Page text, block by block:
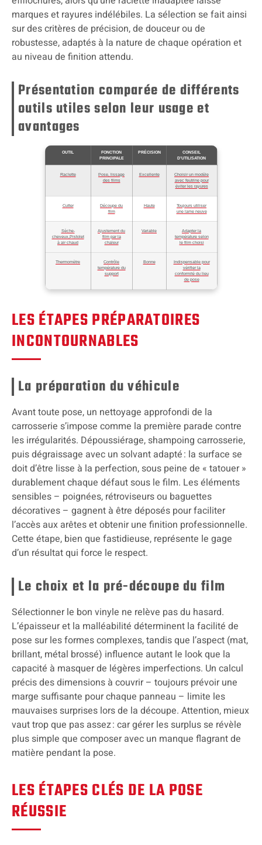
marques et rayures indélébiles. La sélection se fait ainsi
sur des critères de précision, de douceur ou de
robustesse, adaptés à la nature de chaque opération et
au niveau de finition attendu.
Présentation comparée de différents
outils utiles selon leur usage et
avantages
OUTIL
FONCTION
PRINCIPALE
PRÉCISION
CONSEIL
D’UTILISATION
Raclette
Pose, lissage
des films
Excellente
Choisir un modèle
avec feutrine pour
éviter les rayures
Cutter
Découpe du
film
Haute
Toujours utiliser
une lame neuve
Sèche-
cheveux,Pistolet
à air chaud
Ajustement du
film par la
chaleur
Variable
Adapter la
température selon
le film choisi
Thermomètre
Contrôle
température du
support
Bonne
Indispensable pour
vérifier la
conformité du lieu
de pose
LES ÉTAPES PRÉPARATOIRES
INCONTOURNABLES
La préparation du véhicule
Avant toute pose, un nettoyage approfondi de la
carrosserie s’impose comme la première parade contre
les irrégularités. Dépoussiérage, shampoing carrosserie,
puis dégraissage avec un solvant adapté : la surface se
doit d’être lisse à la perfection, sous peine de « tatouer »
durablement chaque défaut sous le film. Les éléments
sensibles – poignées, rétroviseurs ou baguettes
décoratives – gagnent à être déposés pour faciliter
l’accès aux arêtes et obtenir une finition professionnelle.
Cette étape, bien que fastidieuse, représente le gage
d’un résultat qui force le respect.
Le choix et la pré-découpe du film
Sélectionner le bon vinyle ne relève pas du hasard.
L’épaisseur et la malléabilité déterminent la facilité de
pose sur les formes complexes, tandis que l’aspect (mat,
brillant, métal brossé) influence autant le look que la
capacité à masquer de légères imperfections. Un calcul
précis des dimensions à couvrir – toujours prévoir une
marge suffisante pour chaque panneau – limite les
mauvaises surprises lors de la découpe. Attention, mieux
vaut trop que pas assez : car gérer les surplus se révèle
plus simple que composer avec un manque flagrant de
matière pendant la pose.
LES ÉTAPES CLÉS DE LA POSE
RÉUSSIE